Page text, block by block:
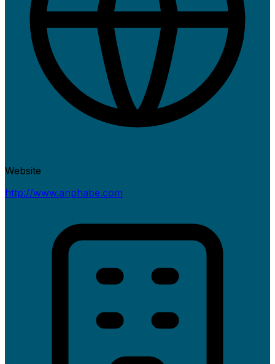
Website
http://www.anphabe.com